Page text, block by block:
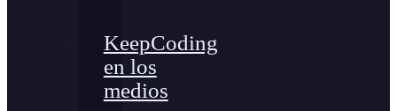
KeepCoding
en los
medios